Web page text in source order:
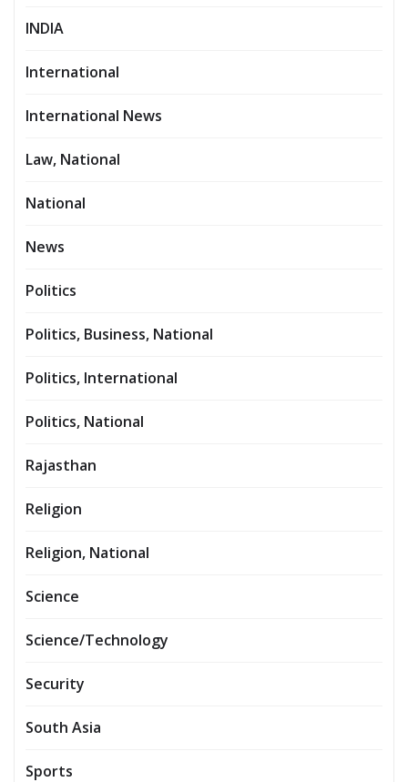
INDIA
International
International News
Law, National
National
News
Politics
Politics, Business, National
Politics, International
Politics, National
Rajasthan
Religion
Religion, National
Science
Science/Technology
Security
South Asia
Sports